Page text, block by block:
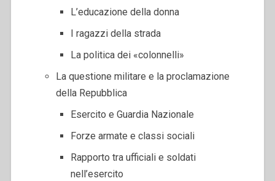
L’educazione della donna
I ragazzi della strada
La politica dei «colonnelli»
La questione militare e la proclamazione
della Repubblica
Esercito e Guardia Nazionale
Forze armate e classi sociali
Rapporto tra ufficiali e soldati
nell’esercito